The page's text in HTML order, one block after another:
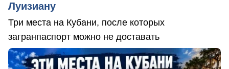
Луизиану
Три места на Кубани, после которых
загранпаспорт можно не доставать